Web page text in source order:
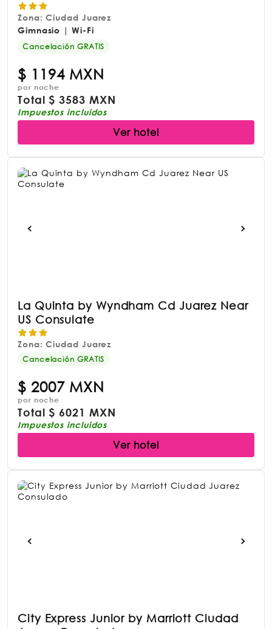
Zona: Ciudad Juarez
Gimnasio | Wi-Fi
Cancelación GRATIS
$ 1194 MXN
por noche
Total$3583 MXN
Impuestos incluidos
Ver hotel
La Quinta by Wyndham Cd Juarez Near
US Consulate
Zona: Ciudad Juarez
Cancelación GRATIS
$ 2007 MXN
por noche
Total$ 6021 MXN
Impuestos incluidos
Ver hotel
City Express Junior by Marriott Ciudad